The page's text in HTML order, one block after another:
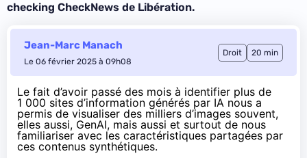
checking CheckNews de Libération.
Jean-Marc Manach
Le 06 février 2025 à 09h08
Droit 20 min
Le fait d’avoir passé des mois à identifier plus de
1 000 sites d’information générés par IA nous a
permis de visualiser des milliers d’images souvent,
elles aussi, GenAI, mais aussi et surtout de nous
familiariser avec les caractéristiques partagées par
ces contenus synthétiques.